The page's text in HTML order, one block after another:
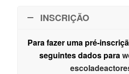
INSCRIÇÃO
Para fazer uma pré-
seguintes dados para